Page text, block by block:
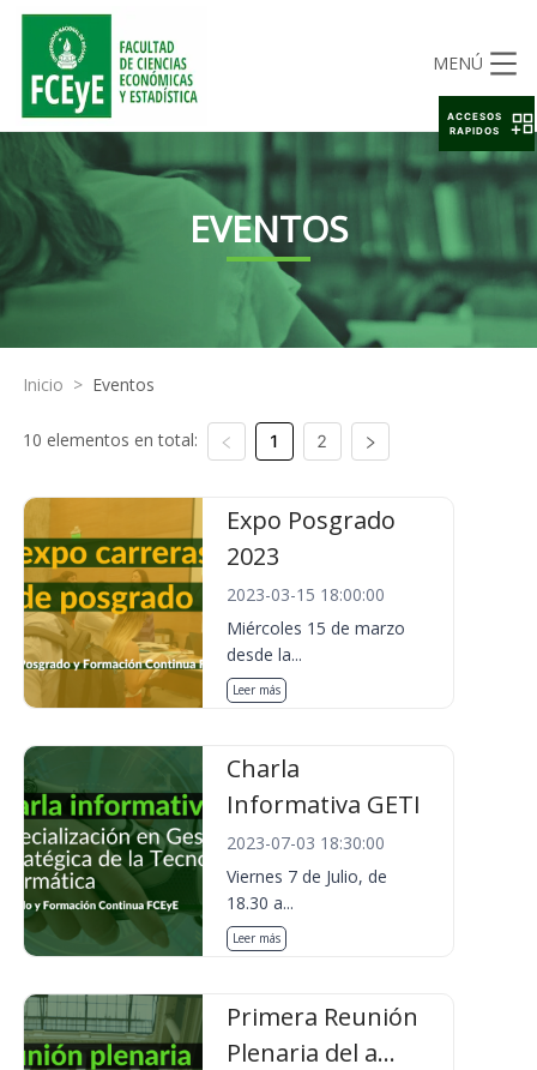
MENÚ
EVENTOS
Inicio > Eventos
10 elementos en total: 1 2
Expo Posgrado
2023
2023-03-15 18:00:00
Miércoles 15 de marzo
desde la...
Leer más
Charla
Informativa GETI
2023-07-03 18:30:00
Viernes 7 de Julio, de
18.30 a...
Leer más
Primera Reunión
Plenaria del a...
ACCESOS
RAPIDOS